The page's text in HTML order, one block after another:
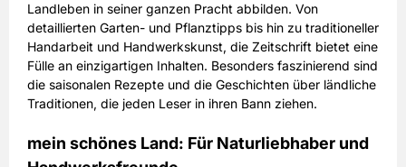
Landleben in seiner ganzen Pracht abbilden. Von
detaillierten Garten- und Pflanztipps bis hin zu traditioneller
Handarbeit und Handwerkskunst, die Zeitschrift bietet eine
Fülle an einzigartigen Inhalten. Besonders faszinierend sind
die saisonalen Rezepte und die Geschichten über ländliche
Traditionen, die jeden Leser in ihren Bann ziehen.
mein schönes Land: Für Naturliebhaber und